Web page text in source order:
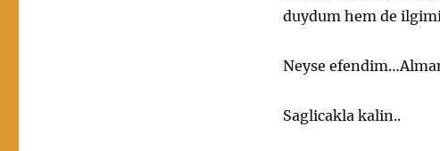
duydum hem de
Neyse
Saglicakla kalin..